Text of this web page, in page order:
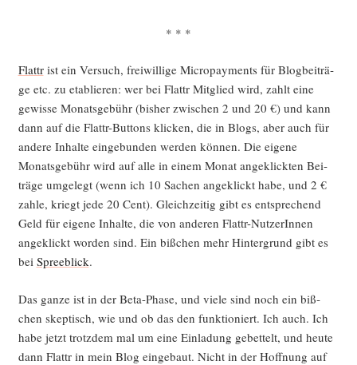
* * *
Flattrist ein Ver­such, frei­wil­li­ge Micro­pay­ments für Blog­bei­trä­
ge etc. zu eta­blie­ren: wer bei Flattr Mit­glied wird, zahlt eine
gewis­se Monats­ge­bühr (bis­her zwi­schen 2 und 20 €) und kann
dann auf die Flattr-But­tons kli­cken, die in Blogs, aber auch für
ande­re Inhal­te ein­ge­bun­den wer­den kön­nen. Die eige­ne
Monats­ge­bühr wird auf alle in einem Monat ange­klick­ten Bei­
trä­ge umge­legt (wenn ich 10 Sachen ange­klickt habe, und 2 €
zah­le, kriegt jede 20 Cent). Gleich­zei­tig gibt es ent­spre­chend
Geld für eige­ne Inhal­te, die von ande­ren Flattr-Nut­ze­rIn­nen
ange­klickt wor­den sind. Ein biß­chen mehr Hin­ter­grund gibt es
bei Spree­blick.
Das gan­ze ist in der Beta-Pha­se, und vie­le sind noch ein biß­
chen skep­tisch, wie und ob das den funk­tio­niert. Ich auch. Ich
habe jetzt trotz­dem mal um eine Ein­la­dung gebet­telt, und heu­te
dann Flattr in mein Blog ein­ge­baut. Nicht in der Hoff­nung auf